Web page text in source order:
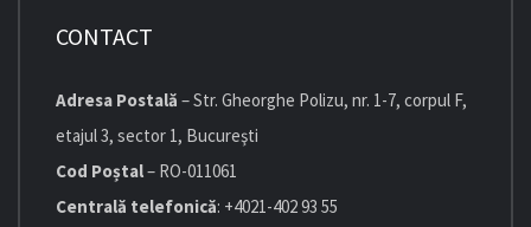
CONTACT
Adresa Postală – Str. Gheorghe Polizu, nr. 1-7, corpul F,
etajul 3, sector 1, Bucureşti
Cod Poștal– RO-011061
Centrală telefonică: +4021-402 93 55